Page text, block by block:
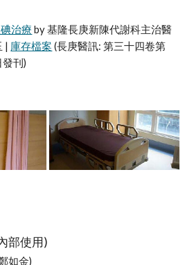
治療 by 基隆長庚新陳代謝科主治醫
| 庫存檔案 (長庚醫訊: 第三十四卷第
刊)
部使用)
如金)